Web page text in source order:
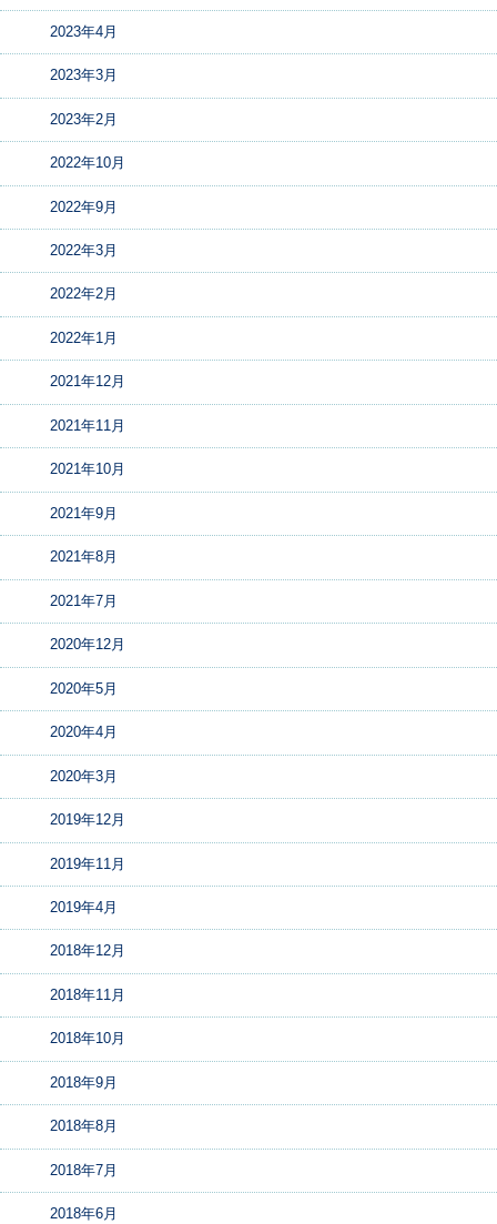
2023年4月
2023年3月
2023年2月
2022年10月
2022年9月
2022年3月
2022年2月
2022年1月
2021年12月
2021年11月
2021年10月
2021年9月
2021年8月
2021年7月
2020年12月
2020年5月
2020年4月
2020年3月
2019年12月
2019年11月
2019年4月
2018年12月
2018年11月
2018年10月
2018年9月
2018年8月
2018年7月
2018年6月